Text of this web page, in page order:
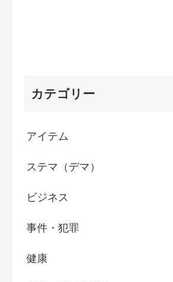
カテゴリー
アイテム
ステマ（デマ）
ビジネス
事件・犯罪
健康